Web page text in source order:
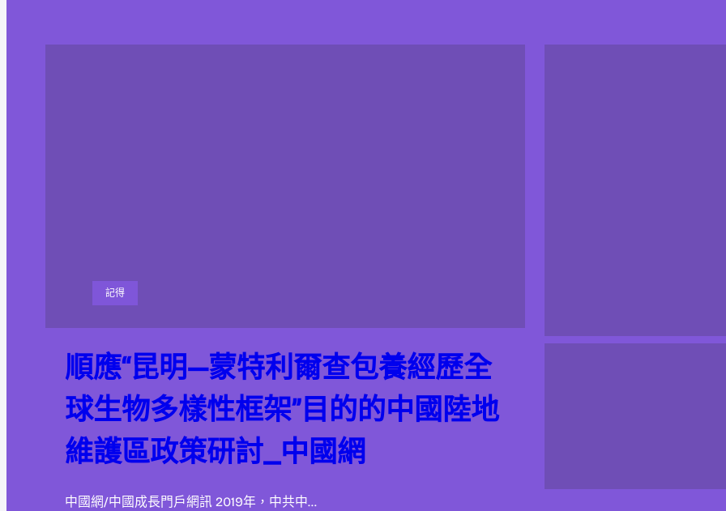
記得
順應“昆明—蒙特利爾查包養經歷全
球生物多樣性框架”目的的中國陸地
維護區政策研討_中國網
中國網/中國成長門戶網訊 2019年，中共中…